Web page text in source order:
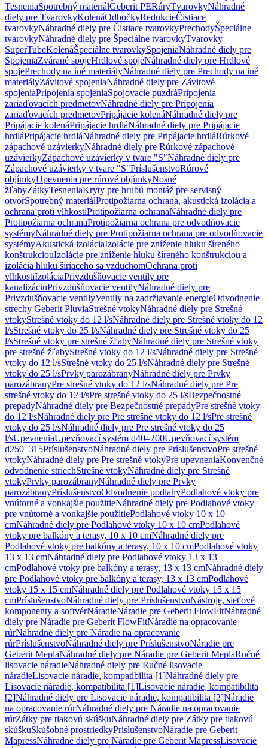
TesneniaSpotrebný materiálGeberit PERúryTvarovkyNáhradné
diely pre TvarovkyKolenáOdbočkyRedukcieČistiace
tvarovkyNáhradné diely pre Čistiace tvarovkyPrechodyŠpeciálne
tvarovkyNáhradné diely pre Špeciálne tvarovkyTvarovky
SuperTubeKolenáŠpeciálne tvarovkySpojeniaNáhradné diely pre
SpojeniaZvárané spojeHrdlové spojeNáhradné diely pre Hrdlové
spojePrechody na iné materiályNáhradné diely pre Prechody na iné
materiályZávitové spojeniaNáhradné diely pre Závitové
spojeniaPripojenia spojeniaSpojovacie puzdráPripojenia
zariaďovacích predmetovNáhradné diely pre Pripojenia
zariaďovacích predmetovPripájacie kolenáNáhradné diely pre
Pripájacie kolenáPripájacie hrdláNáhradné diely pre Pripájacie
hrdláPripájacie hrdláNáhradné diely pre Pripájacie hrdláRúrkové
zápachové uzávierkyNáhradné diely pre Rúrkové zápachové
uzávierkyZápachové uzávierky v tvare "S"Náhradné diely pre
Zápachové uzávierky v tvare "S"PríslušenstvoRúrové
objímkyUpevnenia pre rúrové objímkyNosné
žľabyZátkyTesneniaKryty pre hrubú montáž pre servisný
otvorSpotrebný materiálProtipožiarna ochrana, akustická izolácia a
ochrana proti vlhkostiProtipožiarna ochranaNáhradné diely pre
Protipožiarna ochranaProtipožiarna ochrana pre odvodňovacie
systémyNáhradné diely pre Protipožiarna ochrana pre odvodňovacie
systémyAkustická izoláciaIzolácie pre zníženie hluku šíreného
konštrukciouIzolácie pre zníženie hluku šíreného konštrukciou a
izolácia hluku šíriaceho sa vzduchomOchrana proti
vlhkostiIzoláciaPrivzdušňovacie ventily pre
kanalizáciuPrivzdušňovacie ventilyNáhradné diely pre
Privzdušňovacie ventilyVentily na zadržiavanie energieOdvodnenie
strechy Geberit PluviaStrešné vtokyNáhradné diely pre Strešné
vtokyStrešné vtoky do 12 l/sNáhradné diely pre Strešné vtoky do 12
l/sStrešné vtoky do 25 l/sNáhradné diely pre Strešné vtoky do 25
l/sStrešné vtoky pre strešné žľabyNáhradné diely pre Strešné vtoky
pre strešné žľabyStrešné vtoky do 12 l/sNáhradné diely pre Strešné
vtoky do 12 l/sStrešné vtoky do 25 l/sNáhradné diely pre Strešné
vtoky do 25 l/sPrvky parozábranyNáhradné diely pre Prvky
parozábranyPre strešné vtoky do 12 l/sNáhradné diely pre Pre
strešné vtoky do 12 l/sPre strešné vtoky do 25 l/sBezpečnostné
prepadyNáhradné diely pre Bezpečnostné prepadyPre strešné vtoky
do 12 l/sNáhradné diely pre Pre strešné vtoky do 12 l/sPre strešné
vtoky do 25 l/sNáhradné diely pre Pre strešné vtoky do 25
l/sUpevneniaUpevňovací systém d40–200Upevňovací systém
d250–315PríslušenstvoNáhradné diely pre PríslušenstvoPre strešné
vtokyNáhradné diely pre Pre strešné vtokyPre upevneniaKonvenčné
odvodnenie striechStrešné vtokyNáhradné diely pre Strešné
vtokyPrvky parozábranyNáhradné diely pre Prvky
parozábranyPríslušenstvoOdvodnenie podlahyPodlahové vtoky pre
vnútorné a vonkajšie použitieNáhradné diely pre Podlahové vtoky
pre vnútorné a vonkajšie použitiePodlahové vtoky 10 x 10
cmNáhradné diely pre Podlahové vtoky 10 x 10 cmPodlahové
vtoky pre balkóny a terasy, 10 x 10 cmNáhradné diely pre
Podlahové vtoky pre balkóny a terasy, 10 x 10 cmPodlahové vtoky
13 x 13 cmNáhradné diely pre Podlahové vtoky 13 x 13
cmPodlahové vtoky pre balkóny a terasy, 13 x 13 cmNáhradné diely
pre Podlahové vtoky pre balkóny a terasy, 13 x 13 cmPodlahové
vtoky 15 x 15 cmNáhradné diely pre Podlahové vtoky 15 x 15
cmPríslušenstvoNáhradné diely pre PríslušenstvoNástroje, sieťové
komponenty a softvérNáradieNáradie pre Geberit FlowFitNáhradné
diely pre Náradie pre Geberit FlowFitNáradie na opracovanie
rúrNáhradné diely pre Náradie na opracovanie
rúrPríslušenstvoNáhradné diely pre PríslušenstvoNáradie pre
Geberit MeplaNáhradné diely pre Náradie pre Geberit MeplaRučné
lisovacie náradieNáhradné diely pre Ručné lisovacie
náradieLisovacie náradie, kompatibilita [1]Náhradné diely pre
Lisovacie náradie, kompatibilita [1]Lisovacie náradie, kompatibilita
[2]Náhradné diely pre Lisovacie náradie, kompatibilita [2]Náradie
na opracovanie rúrNáhradné diely pre Náradie na opracovanie
rúrZátky pre tlakovú skúškuNáhradné diely pre Zátky pre tlakovú
skúškuSkúšobné prostriedkyPríslušenstvoNáradie pre Geberit
MapressNáhradné diely pre Náradie pre Geberit MapressLisovacie